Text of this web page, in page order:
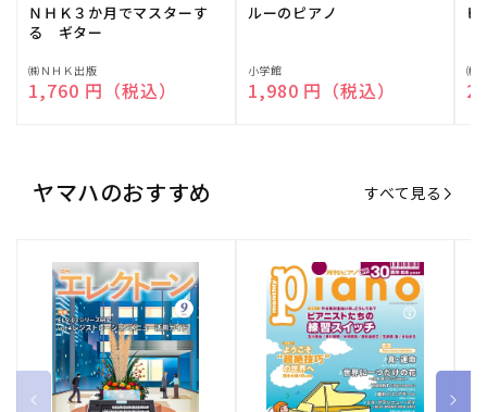
ＮＨＫ３か月でマスターす
る ギター
販
売
㈱ＮＨＫ出版
通常価格
1,760 円（税込）
ルーのピアノ
販
売
小学館
通常価格
1,980 円（税込）
ピ
販
売
㈱
ヤマハのおすすめ すべて見る